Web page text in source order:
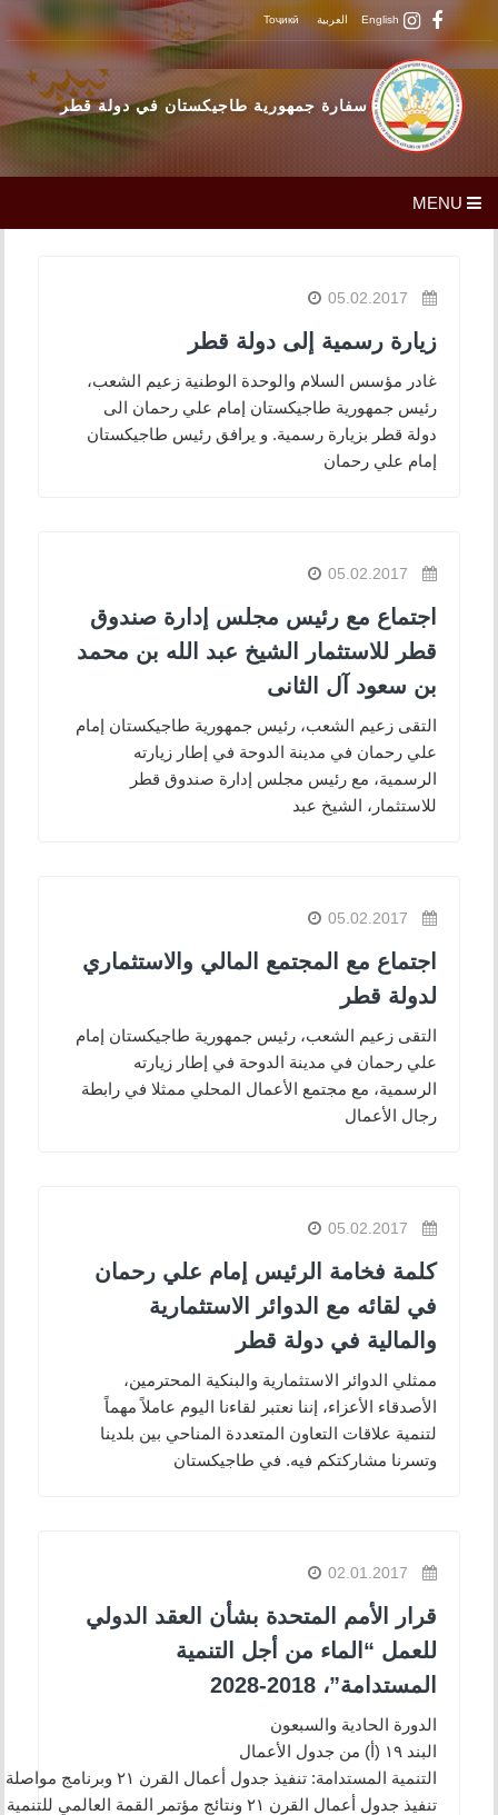
سفارة جمهورية طاجيكستان في دولة قطر
English العربية Тоҷикӣ
05.02.2017
زيارة رسمية إلى دولة قطر
غادر مؤسس السلام والوحدة الوطنية زعيم الشعب،
رئيس جمهورية طاجيكستان إمام علي رحمان الى
دولة قطر بزيارة رسمية. و يرافق رئيس طاجيكستان
إمام علي رحمان
05.02.2017
اجتماع مع رئيس مجلس إدارة صندوق
قطر للاستثمار الشيخ عبد الله بن محمد
بن سعود آل الثانى
التقى زعيم الشعب، رئيس جمهورية طاجيكستان إمام
علي رحمان في مدينة الدوحة في إطار زيارته
الرسمية، مع رئيس مجلس إدارة صندوق قطر
للاستثمار، الشيخ عبد
05.02.2017
اجتماع مع المجتمع المالي والاستثماري
لدولة قطر
التقى زعيم الشعب، رئيس جمهورية طاجيكستان إمام
علي رحمان في مدينة الدوحة في إطار زيارته
الرسمية، مع مجتمع الأعمال المحلي ممثلا في رابطة
رجال الأعمال
05.02.2017
كلمة فخامة الرئيس إمام علي رحمان
في لقائه مع الدوائر الاستثمارية
والمالية في دولة قطر
ممثلي الدوائر الاستثمارية والبنكية المحترمين،
الأصدقاء الأعزاء، إننا نعتبر لقاءنا اليوم عاملاً مهماً
لتنمية علاقات التعاون المتعددة المناحي بين بلدينا
وتسرنا مشاركتكم فيه. في طاجيكستان
02.01.2017
قرار الأمم المتحدة بشأن العقد الدولي
للعمل “الماء من أجل التنمية
المستدامة”، 2018-2028
الدورة الحادية والسبعون
البند ١٩ (أ) من جدول الأعمال
التنمية المستدامة: تنفيذ جدول أعمال القرن ٢١ وبرنامج مواصلة
تنفيذ جدول أعمال القرن ٢١ ونتائج مؤتمر القمة العالمي للتنمية